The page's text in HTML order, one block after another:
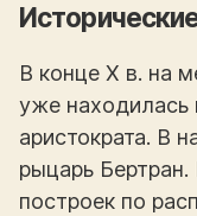
В конце X в. на
уже находилась
аристократа. В
рыцарь
построек по